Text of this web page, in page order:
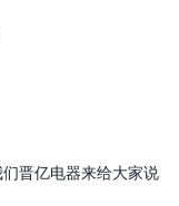
晋亿电器来给大家说